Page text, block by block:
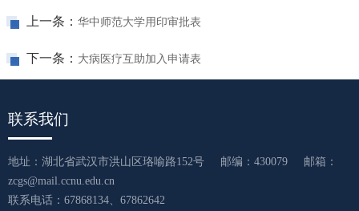
上一条： 华中师范大学用印审批表
下一条： 大病医疗互助加入申请表
联系我们
地址：湖北省武汉市洪山区珞喻路152号 邮编：430079
邮箱：
zcgs@mail.ccnu.edu.cn
联系电话：67868134、67862642